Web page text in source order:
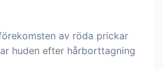
av röda prickar
huden efter hårborttagning